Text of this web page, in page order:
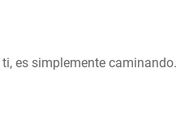
es simplemente caminando.